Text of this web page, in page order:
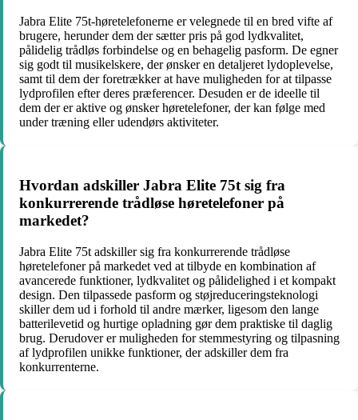
Jabra Elite 75t-høretelefonerne er velegnede til en bred vifte af
brugere, herunder dem der sætter pris på god lydkvalitet,
pålidelig trådløs forbindelse og en behagelig pasform. De egner
sig godt til musikelskere, der ønsker en detaljeret lydoplevelse,
samt til dem der foretrækker at have muligheden for at tilpasse
lydprofilen efter deres præferencer. Desuden er de ideelle til
dem der er aktive og ønsker høretelefoner, der kan følge med
under træning eller udendørs aktiviteter.
Hvordan adskiller Jabra Elite 75t sig fra
konkurrerende trådløse høretelefoner på
markedet?
Jabra Elite 75t adskiller sig fra konkurrerende trådløse
høretelefoner på markedet ved at tilbyde en kombination af
avancerede funktioner, lydkvalitet og pålidelighed i et kompakt
design. Den tilpassede pasform og støjreduceringsteknologi
skiller dem ud i forhold til andre mærker, ligesom den lange
batterilevetid og hurtige opladning gør dem praktiske til daglig
brug. Derudover er muligheden for stemmestyring og tilpasning
af lydprofilen unikke funktioner, der adskiller dem fra
konkurrenterne.